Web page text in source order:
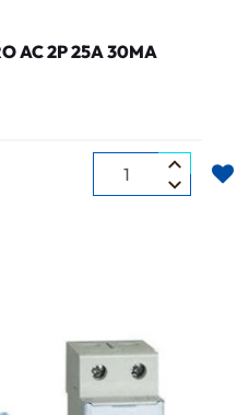
AC 2P 25A 30MA